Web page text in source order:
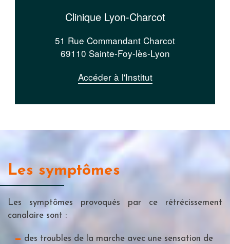
Clinique Lyon-Charcot
51 Rue Commandant Charcot
69110 Sainte-Foy-lès-Lyon
Accéder à l'Institut
Les symptômes
Les symptômes provoqués par ce rétrécissement
canalaire sont :
des troubles de la marche avec une sensation de